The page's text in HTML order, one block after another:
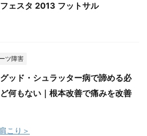
ェスタ 2013 フットサル
ツ障害
ッド・シュラッター病で諦める必
何もない｜根本改善で痛みを改善
こり＞